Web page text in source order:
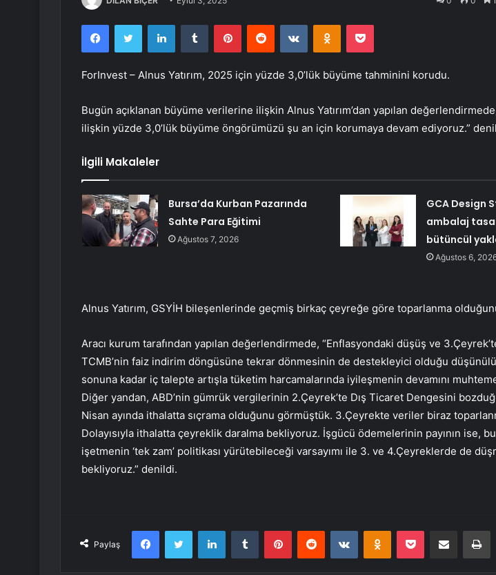
FacebookTwitter LinkedInTumblr PinterestReddit VKontakteOdnoklassniki
Pocket
ForInvest – Alnus Yatırım, 2025 için yüzde 3,0’lük büyüme tahminini korudu.
Bugün açıklanan büyüme verilerine ilişkin Alnus Yatırım’dan yapılan
ilişkin yüzde 3,0’lük büyüme öngörümüzü şu an için korumaya devam ediyoruz.”
İlgili Makaleler
Bursa’da Kurban Pazarında
Sahte Para Eğitimi
Ağustos 7, 2026
GCA Design
ambalaj
bütüncül
Ağustos 6,
Alnus Yatırım, GSYİH bileşenlerinde geçmiş birkaç çeyreğe göre toparlanma
Aracı kurum tarafından yapılan değerlendirmede, “Enflasyondaki düşüş ve
TCMB’nin faiz indirim döngüsüne tekrar dönmesinin de destekleyici olduğu
sonuna kadar iç talepte artışla tüketim harcamalarında iyileşmenin devamını
Diğer yandan, ABD’nin gümrük vergilerinin 2.Çeyrek’te Dış Ticaret Dengesini
Nisan ayında ithalatta sıçrama olduğunu görmüştük. 3.Çeyrekte veriler biraz
Dolayısıyla ithalatta çeyreklik daralma bekliyoruz. İşgücü ödemelerinin payının ise,
işetmenin ‘tek zam’ politikası yürütebileceği varsayımı ile 3. ve 4.Çeyreklerde de
bekliyoruz.” denildi.
Paylaş
FacebookTwitter LinkedInTumblr PinterestReddit VKontakteOdnoklassniki
Pocket E-Posta ile paylaş